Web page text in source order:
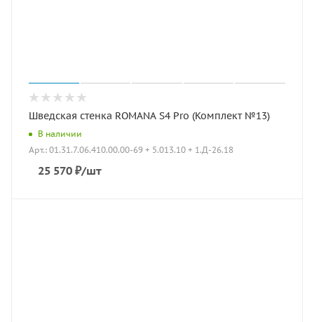
Шведская стенка ROMANA S4 Pro (Комплект №13)
В наличии
Арт.: 01.31.7.06.410.00.00-69 + 5.013.10 + 1.Д-26.18
25 570 ₽/шт